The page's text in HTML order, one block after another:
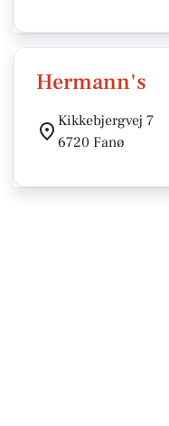
Hermann's
Kikkebjergvej 7
6720 Fanø